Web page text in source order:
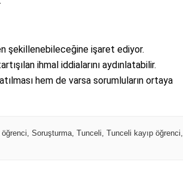
şekillenebileceğine işaret ediyor.
ihmal iddialarını aydınlatabilir.
hem de varsa sorumluların ortaya
öğrenci Soruşturma Tunceli Tunceli kayıp öğrenci